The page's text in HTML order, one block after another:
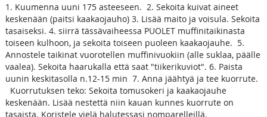
1. Kuumenna uuni 175 asteeseen. 2. Sekoita kuivat aineet
keskenään (paitsi kaakaojauho) 3. Lisää maito ja voisula. Sekoita
tasaiseksi. 4. siirrä tässävaiheessa PUOLET muffinitaikinasta
toiseen kulhoon, ja sekoita toiseen puoleen kaakaojauhe. 5.
Annostele taikinat vuorotellen muffinivuokiin (alle suklaa, päälle
vaalea). Sekoita haarukalla että saat "tiikerikuviot". 6. Paista
uunin keskitasolla n.12-15 min 7. Anna jäähtyä ja tee kuorrute.
Kuorrutuksen teko: Sekoita tomusokeri ja kaakaojauhe
keskenään. Lisää nestettä niin kauan kunnes kuorrute on
tasaista. Koristele vielä halutessasi nomparelleillä.